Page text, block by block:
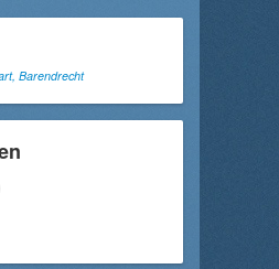
Barendrecht